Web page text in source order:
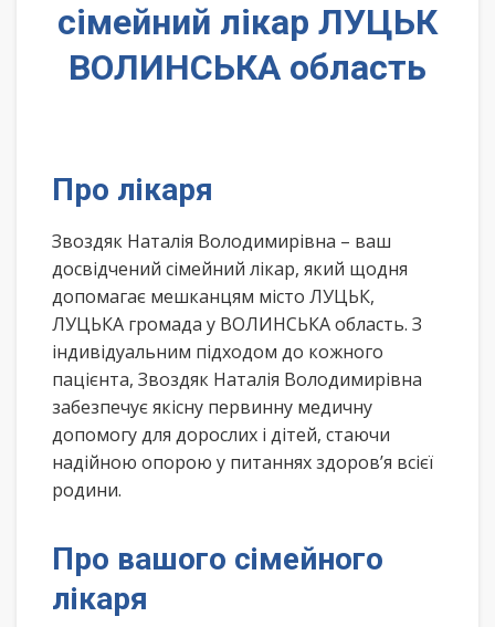
сімейний лікар ЛУЦЬК
ВОЛИНСЬКА область
Про лікаря
Звоздяк Наталія Володимирівна – ваш
досвідчений сімейний лікар, який щодня
допомагає мешканцям місто ЛУЦЬК,
ЛУЦЬКА громада у ВОЛИНСЬКА область. З
індивідуальним підходом до кожного
пацієнта, Звоздяк Наталія Володимирівна
забезпечує якісну первинну медичну
допомогу для дорослих і дітей, стаючи
надійною опорою у питаннях здоров’я всієї
родини.
Про вашого сімейного
лікаря